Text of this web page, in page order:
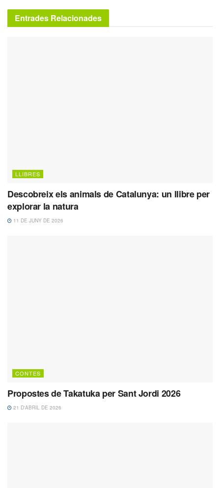
Entrades Relacionades
LLIBRES
Descobreix els animals de Catalunya: un llibre per
explorar la natura
11 DE JUNY DE 2026
CONTES
Propostes de Takatuka per Sant Jordi 2026
21 D'ABRIL DE 2026